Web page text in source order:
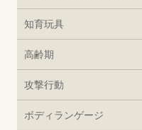
知育玩具
高齢期
攻撃行動
ボディランゲージ